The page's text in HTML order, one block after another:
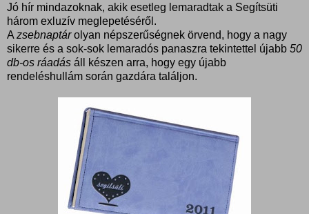
Jó hír mindazoknak, akik esetleg lemaradtak a Segítsüti
három exluzív meglepetéséről.
A zsebnaptárolyan népszerűségnek örvend, hogy a nagy
sikerre és a sok-sok lemaradós panaszra tekintettel újabb 50
db-os ráadás áll készen arra, hogy egy újabb
rendeléshullám során gazdára találjon.